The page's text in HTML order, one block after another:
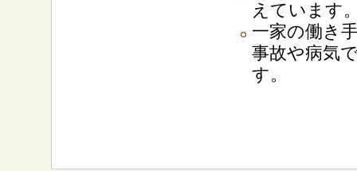
えています
一家の働き
事故や病気
す。